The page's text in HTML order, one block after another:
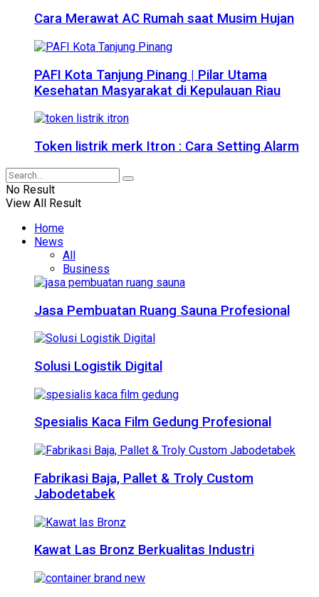
Cara Merawat AC Rumah saat Musim Hujan
PAFI Kota Tanjung Pinang | Pilar Utama
Kesehatan Masyarakat di Kepulauan Riau
Token listrik merk Itron : Cara Setting Alarm
No Result
View All Result
Home
News
All
Business
Jasa Pembuatan Ruang Sauna Profesional
Solusi Logistik Digital
Spesialis Kaca Film Gedung Profesional
Fabrikasi Baja, Pallet & Troly Custom
Jabodetabek
Kawat Las Bronz Berkualitas Industri